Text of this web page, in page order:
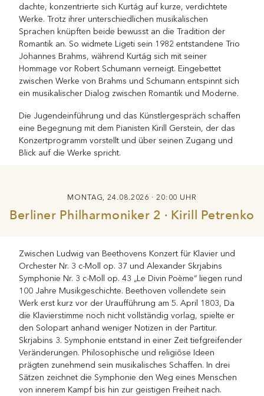
dachte, konzentrierte sich Kurtág auf kurze, verdichtete
Werke. Trotz ihrer unterschiedlichen musikalischen
Sprachen knüpften beide bewusst an die Tradition der
Romantik an. So widmete Ligeti sein 1982 entstandene Trio
Johannes Brahms, während Kurtág sich mit seiner
Hommage vor Robert Schumann verneigt. Eingebettet
zwischen Werke von Brahms und Schumann entspinnt sich
ein musikalischer Dialog zwischen Romantik und Moderne.
Die Jugendeinführung und das Künstlergespräch schaffen
eine Begegnung mit dem Pianisten Kirill Gerstein, der das
Konzertprogramm vorstellt und über seinen Zugang und
Blick auf die Werke spricht.
MONTAG, 24.08.2026 · 20:00 UHR
Berliner Philharmoniker 2 · Kirill Petrenko
Zwischen Ludwig van Beethovens Konzert für Klavier und
Orchester Nr. 3 c-Moll op. 37 und Alexander Skrjabins
Symphonie Nr. 3 c-Moll op. 43 „Le Divin Poème“ liegen rund
100 Jahre Musikgeschichte. Beethoven vollendete sein
Werk erst kurz vor der Uraufführung am 5. April 1803, Da
die Klavierstimme noch nicht vollständig vorlag, spielte er
den Solopart anhand weniger Notizen in der Partitur.
Skrjabins 3. Symphonie entstand in einer Zeit tiefgreifender
Veränderungen. Philosophische und religiöse Ideen
prägten zunehmend sein musikalisches Schaffen. In drei
Sätzen zeichnet die Symphonie den Weg eines Menschen
von innerem Kampf bis hin zur geistigen Freiheit nach.